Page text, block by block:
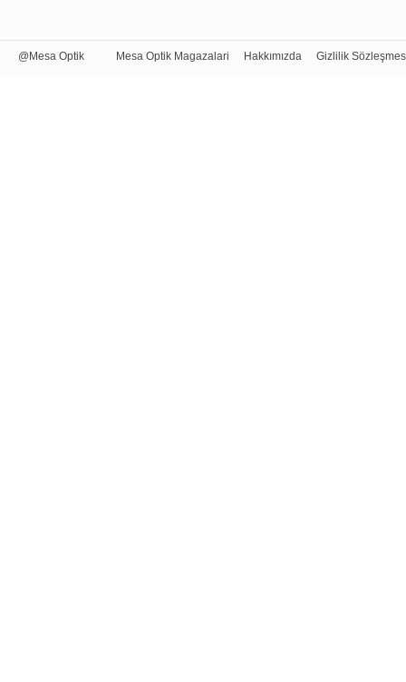
@Mesa Optik Mesa Optik Magazalari Hakkımızda Gizlilik